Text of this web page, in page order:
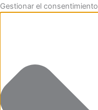
Gestionar elFuncional
Preferencias
Estadísticas
Marketing
Ir